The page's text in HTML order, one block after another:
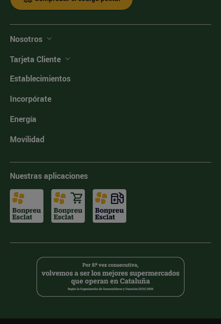
Nosotros
Tarjeta Cliente
Establecimientos
Incorpórate
Energía
Movilidad
Nuestras aplicaciones